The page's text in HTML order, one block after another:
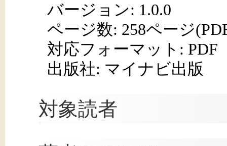
バージョン: 1.0.0
ページ数: 258ページ
対応フォーマット: PDF
出版社: マイナビ出版
対象読者